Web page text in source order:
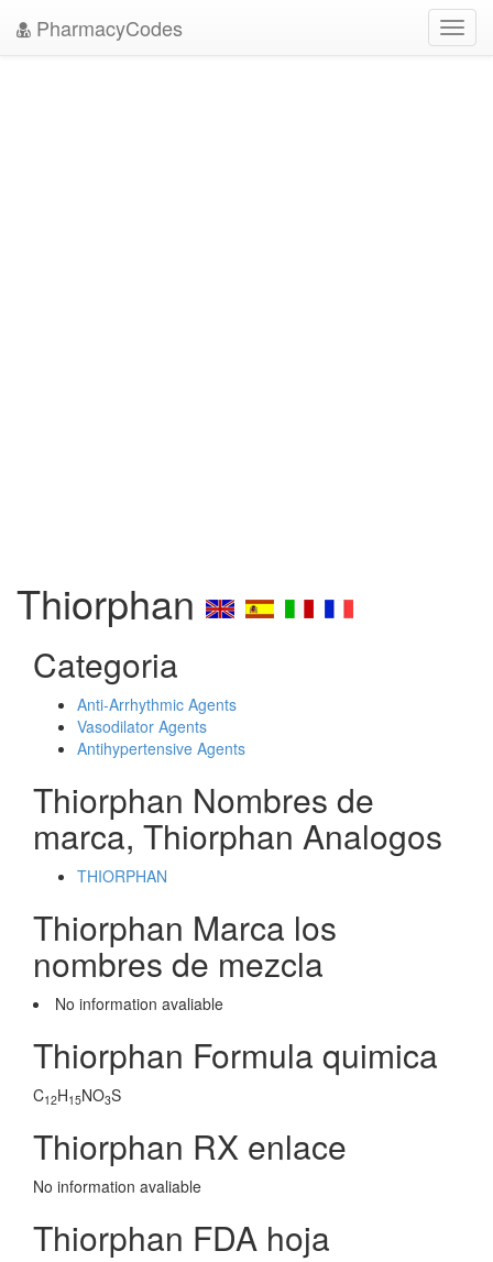
PharmacyCodes
Thiorphan
Categoria
Anti-Arrhythmic Agents
Vasodilator Agents
Antihypertensive Agents
Thiorphan Nombres de
marca, Thiorphan Analogos
THIORPHAN
Thiorphan Marca los
nombres de mezcla
No information avaliable
Thiorphan Formula quimica
C12H15NO3S
Thiorphan RX enlace
No information avaliable
Thiorphan FDA hoja